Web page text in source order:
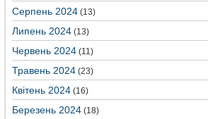
Серпень 2024 (13)
Липень 2024 (13)
Червень 2024 (11)
Травень 2024 (23)
Квітень 2024 (16)
Березень 2024 (18)